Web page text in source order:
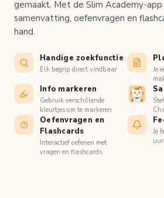
gemaakt. Met de Slim Academy-
samenvatting, oefenvragen en
hand.
Handige zoekfunctie
Elk begrip direct vindbaar
Je
Info markeren
Gebruik verschillende
kleurtjes om te markeren
Oefenvragen en
Flashcards
Interactief oefenen met
vragen en flashcards
Je